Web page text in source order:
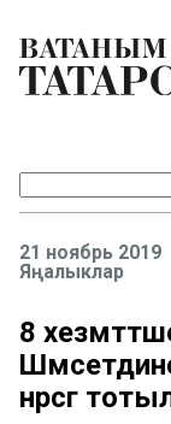
21 ноябрь 2019
Яңалыклар
8
нәрсәгә